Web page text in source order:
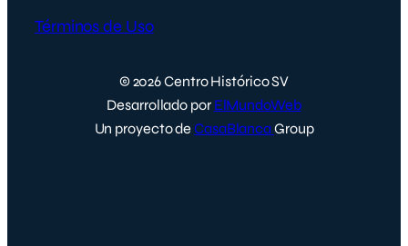
Términos de Uso
© 2026 Centro Histórico SV
Desarrollado por ElMundoWeb
Un proyecto deCasaBlancaGroup